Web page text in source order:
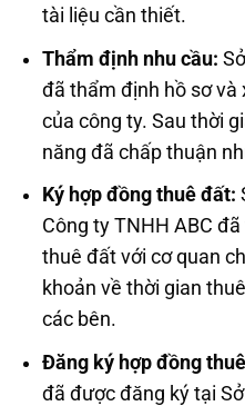
tài liệu cần thiết.
Thẩm định nhu cầu:
đã thẩm định hồ sơ
của công ty. Sau thời
năng đã chấp thuận
Ký hợp đồng thuê đất:
Công ty TNHH ABC
thuê đất với cơ quan
khoản về thời gian
các bên.
Đăng ký hợp đồng
đã được đăng ký tại